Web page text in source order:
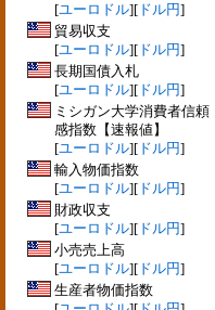
[ユーロドル][ ドル円]
貿易収支
[ユーロドル][ ドル円]
長期国債入札
[ユーロドル][ ドル円]
ミシガン大学消費者信頼
感指数【速報値】
[ユーロドル][ ドル円]
輸入物価指数
[ユーロドル][ ドル円]
財政収支
[ユーロドル][ ドル円]
小売売上高
[ユーロドル][ ドル円]
生産者物価指数